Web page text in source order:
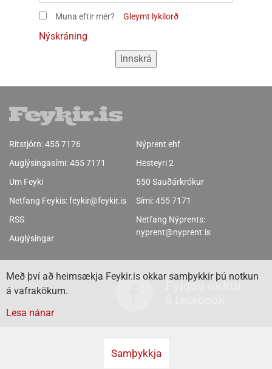
Muna eftir mér? Gleymt lykilorð
Nýskráning
Ritstjórn:455 7176
Auglýsingasími:455 7171
Um Feyki
Netfang Feykis:feykir@feykir.is
RSS
Auglýsingar
Nýprent ehf
Hesteyri 2
550 Sauðárkrókur
Sími:455 7171
Netfang Nýprents:
nyprent@nyprent.is
Fylgdu okkur
Með því að heimsækja Feykir.is okkar samþykkir þú notkun
á vafrakökum.
Lesa nánar
Samþykkja